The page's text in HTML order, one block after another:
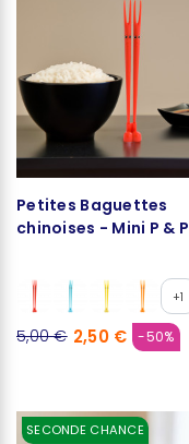
Petites Baguettes
chinoises - Mini P & P
+1
5,00 € 2,50 € -50%
SECONDE CHANCE